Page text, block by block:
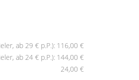
ab 29 € p.P.): 116,00 €
ab 24 € p.P.): 144,00 €
24,00 €